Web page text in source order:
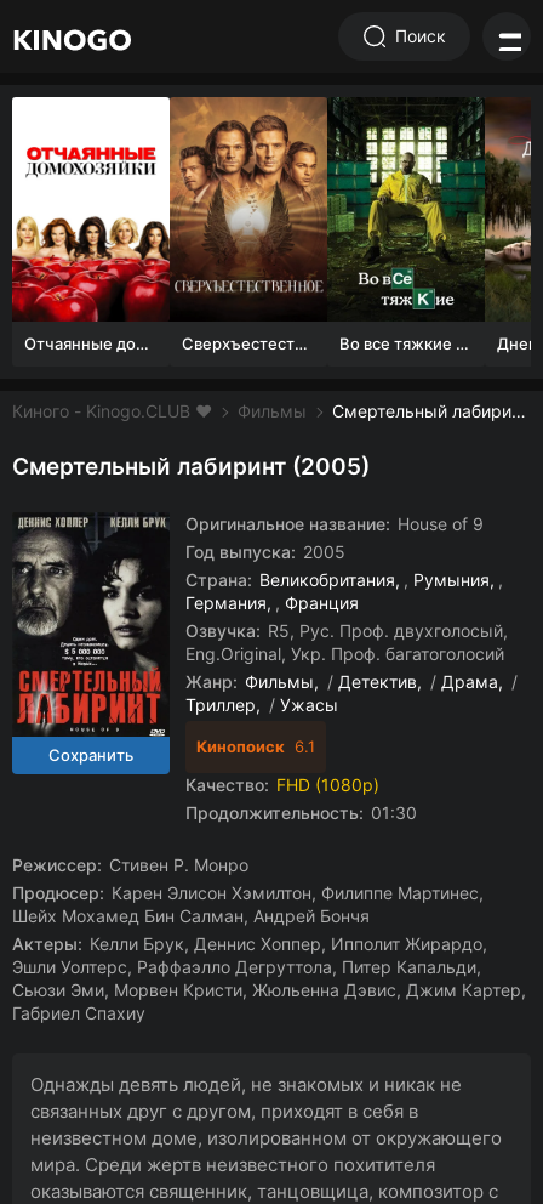
Поиск
Отчаянные домохозяйки (1 сезон) Сверхъестественное Во все тяжкие 1-5 сезон
Киного - Kinogo.CLUB ❤️ Фильмы Смертельный лабиринт смотреть онлайн бесплатно
Смертельный лабиринт (2005)
Оригинальное название: House of 9
Год выпуска: 2005
Страна: Великобритания , Румыния ,
Германия , Франция
Озвучка: R5, Рус. Проф. двухголосый,
Eng.Original, Укр. Проф. багатоголосий
Жанр: Фильмы / Детектив / Драма
/
Триллер
/ Ужасы
Кинопоиск 6.1
Качество: FHD (1080p)
Продолжительность: 01:30
Режиссер: Стивен Р. Монро
Продюсер: Карен Элисон Хэмилтон, Филиппе Мартинес,
Шейх Мохамед Бин Салман, Андрей Бончя
Актеры: Келли Брук, Деннис Хоппер, Ипполит Жирардо,
Эшли Уолтерс, Раффаэлло Дегруттола, Питер Капальди,
Сьюзи Эми, Морвен Кристи, Жюльенна Дэвис, Джим Картер,
Габриел Спахиу
Однажды девять людей, не знакомых и никак не
связанных друг с другом, приходят в себя в
неизвестном доме, изолированном от окружающего
мира. Среди жертв неизвестного похитителя
оказываются священник, танцовщица, композитор с